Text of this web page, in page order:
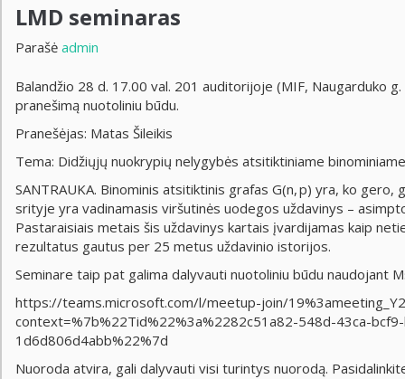
LMD seminaras
Parašė admin
Balandžio 28 d. 17.00 val. 201 auditorijoje (MIF, Naugarduko
pranešimą nuotoliniu būdu.
Pranešėjas: Matas Šileikis
Tema: Didžiųjų nuokrypių nelygybės atsitiktiniame
SANTRAUKA. Binominis atsitiktinis grafas G(n, p) yra, ko
srityje yra vadinamasis viršutinės uodegos uždavinys –
Pastaraisiais metais šis uždavinys kartais įvardijamas kaip
rezultatus gautus per 25 metus uždavinio istorijos.
Seminare taip pat galima dalyvauti nuotoliniu būdu naudojant
https://teams.microsoft.com/l/meetup-join/
context=%7b%22Tid%22%3a%2282c51a82-548d-43ca-
1d6d806d4abb%22%7d
Nuoroda atvira, gali dalyvauti visi turintys nuorodą.